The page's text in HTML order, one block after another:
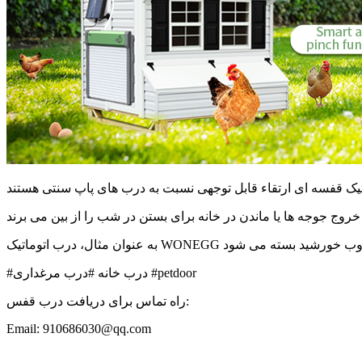
#درب خانه #درب مرغداری #petdoor
راه تماس برای دریافت درب قفس:
Email: 910686030@qq.com